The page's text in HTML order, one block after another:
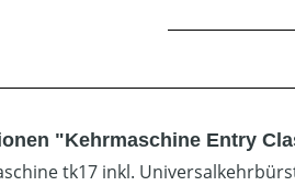
"Kehrmaschine Entry
tk17 inkl.